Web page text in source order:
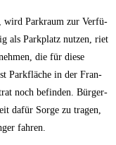
wird Park­raum zur Ver­fü­
als Park­platz nut­zen, riet
die für die­se
Park­flä­che in der Fran­
noch befin­den. Bür­ger­
dafür Sor­ge zu tra­gen,
fahren.